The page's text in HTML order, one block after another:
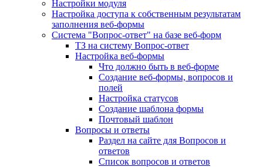
Настройки модуля
Настройка доступа к собственным результатам
заполнения веб-формы
Система "Вопрос-ответ" на базе веб-форм
ТЗ на систему Вопрос-ответ
Настройка веб-формы
Что должно быть в веб-форме
Создание веб-формы, вопросов и
полей
Настройка статусов
Создание шаблона формы
Почтовый шаблон
Вопросы и ответы
Раздел на сайте для Вопросов и
ответов
Список вопросов и ответов